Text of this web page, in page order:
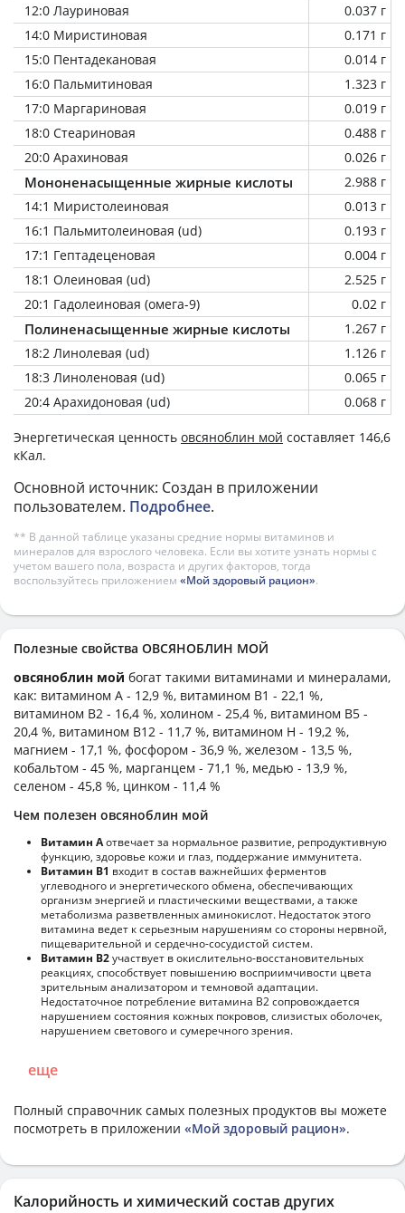
12:0 Лауриновая
0.037 г
14:0 Миристиновая
0.171 г
15:0 Пентадекановая
0.014 г
16:0 Пальмитиновая
1.323 г
17:0 Маргариновая
0.019 г
18:0 Стеариновая
0.488 г
20:0 Арахиновая
0.026 г
Мононенасыщенные жирные кислоты
2.988 г
14:1 Миристолеиновая
0.013 г
16:1 Пальмитолеиновая (ud)
0.193 г
17:1 Гептадеценовая
0.004 г
18:1 Олеиновая (ud)
2.525 г
20:1 Гадолеиновая (омега-9)
0.02 г
Полиненасыщенные жирные кислоты
1.267 г
18:2 Линолевая (ud)
1.126 г
18:3 Линоленовая (ud)
0.065 г
20:4 Арахидоновая (ud)
0.068 г
Энергетическая ценность овсяноблин мой составляет 146,6
кКал.
Основной источник: Создан в приложении
пользователем. Подробнее.
** В данной таблице указаны средние нормы витаминов и
минералов для взрослого человека. Если вы хотите узнать нормы с
учетом вашего пола, возраста и других факторов, тогда
воспользуйтесь приложением «Мой здоровый рацион».
Полезные свойства ОВСЯНОБЛИН МОЙ
овсяноблин мой богат такими витаминами и минералами,
как: витамином А - 12,9 %, витамином B1 - 22,1 %,
витамином B2 - 16,4 %, холином - 25,4 %, витамином B5 -
20,4 %, витамином B12 - 11,7 %, витамином H - 19,2 %,
магнием - 17,1 %, фосфором - 36,9 %, железом - 13,5 %,
кобальтом - 45 %, марганцем - 71,1 %, медью - 13,9 %,
селеном - 45,8 %, цинком - 11,4 %
Чем полезен овсяноблин мой
Витамин Аотвечает за нормальное развитие, репродуктивную
функцию, здоровье кожи и глаз, поддержание иммунитета.
Витамин В1 входит в состав важнейших ферментов
углеводного и энергетического обмена, обеспечивающих
организм энергией и пластическими веществами, а также
метаболизма разветвленных аминокислот. Недостаток этого
витамина ведет к серьезным нарушениям со стороны нервной,
пищеварительной и сердечно-сосудистой систем.
Витамин В2участвует в окислительно-восстановительных
реакциях, способствует повышению восприимчивости цвета
зрительным анализатором и темновой адаптации.
Недостаточное потребление витамина В2 сопровождается
нарушением состояния кожных покровов, слизистых оболочек,
нарушением светового и сумеречного зрения.
еще
Полный справочник самых полезных продуктов вы можете
посмотреть в приложении «Мой здоровый рацион».
Калорийность и химический состав других